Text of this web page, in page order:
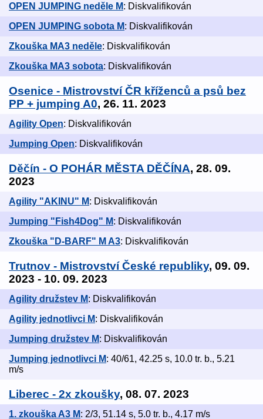
OPEN JUMPING neděle M: Diskvalifikován
OPEN JUMPING sobota M: Diskvalifikován
Zkouška MA3 neděle: Diskvalifikován
Zkouška MA3 sobota: Diskvalifikován
Osenice - Mistrovství ČR kříženců a psů bez
PP + jumping A0, 26. 11. 2023
Agility Open: Diskvalifikován
Jumping Open: Diskvalifikován
Děčín - O POHÁR MĚSTA DĚČÍNA, 28. 09.
2023
Agility "AKINU" M: Diskvalifikován
Jumping "Fish4Dog" M: Diskvalifikován
Zkouška "D-BARF" M A3: Diskvalifikován
Trutnov - Mistrovství České republiky, 09. 09.
2023 - 10. 09. 2023
Agility družstev M: Diskvalifikován
Agility jednotlivci M: Diskvalifikován
Jumping družstev M: Diskvalifikován
Jumping jednotlivci M: 40/61, 42.25 s, 10.0 tr. b., 5.21
m/s
Liberec - 2x zkoušky, 08. 07. 2023
1. zkouška A3 M: 2/3, 51.14 s, 5.0 tr. b., 4.17 m/s